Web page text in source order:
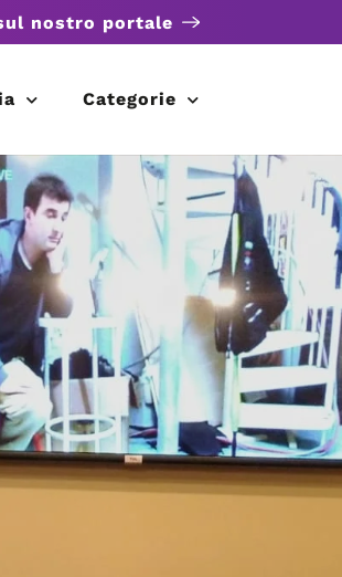
nostro portale
Categorie